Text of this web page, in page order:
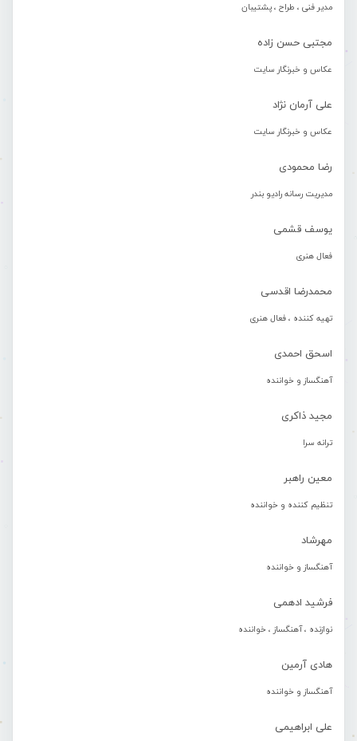
مدیر فنی ، طراح ، پشتیبان
مجتبی حسن زاده
عکاس و خبرنگار سایت
علی آرمان نژاد
عکاس و خبرنگار سایت
رضا محمودی
مدیریت رسانه رادیو بندر
یوسف قشمی
فعال هنری
محمدرضا اقدسی
تهیه کننده ، فعال هنری
اسحق احمدی
آهنگساز و خواننده
مجید ذاکری
ترانه سرا
معین راهبر
تنظیم کننده و خواننده
مهرشاد
آهنگساز و خواننده
فرشید ادهمی
نوازنده ، آهنگساز ، خواننده
هادی آرمین
آهنگساز و خواننده
علی ابراهیمی